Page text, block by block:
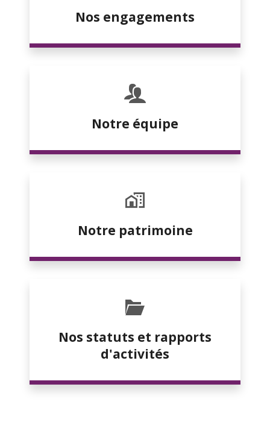
Nos engagements
Notre équipe
Notre patrimoine
Nos statuts et rapports
d'activités